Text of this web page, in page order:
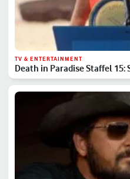
TV & ENTERTAINMENT
Death in Paradise Staffel